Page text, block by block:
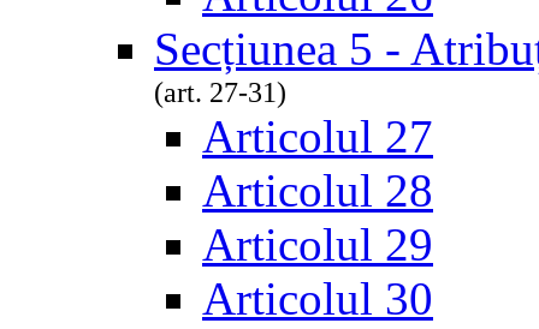
Secțiunea 5 -
(art. 27-31)
Articolul 27
Articolul 28
Articolul 29
Articolul 30